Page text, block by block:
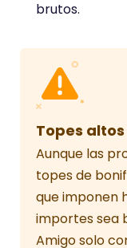
brutos.
Topes
Aunque las
topes de
que imponen
importes sea
Amigo solo